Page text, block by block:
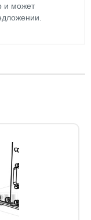
и может